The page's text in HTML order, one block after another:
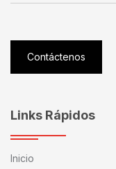
Contáctenos
Links Rápidos
Inicio